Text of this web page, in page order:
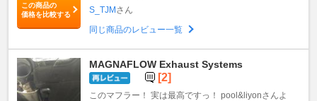
この商品の
価格を比較する
S_TJMさん
同じ商品のレビュー一覧
MAGNAFLOW Exhaust Systems
[2]
このマフラー！ 実は最高ですっ！ pool&liyonさんよ